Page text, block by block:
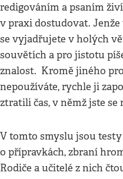
redigováním a psaním
v praxi dostudovat.
se vyjadřujete v holých
souvětích a pro jistotu
znalost. Kromě jiného
nepoužíváte, rychle ji
ztratili čas, v němž jste
V tomto smyslu jsou
o přípravkách, zbraní
Rodiče a učitelé z nich